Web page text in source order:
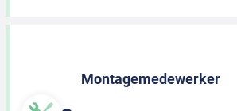
Montagemedewerker